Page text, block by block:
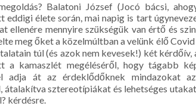
Balatoni József (Jocó bácsi,
élete során, mai napig is tart
ellenére mennyire szükségük van értő és
meg őket a közelmúltban a velünk élő
túl (és azok nem kevesek!) két
a kamaszlét megéléséről, hogy tágabb
adja át az érdeklődőknek mindazokat
átalakítva sztereotípiákat és lehetséges
kérdésre.